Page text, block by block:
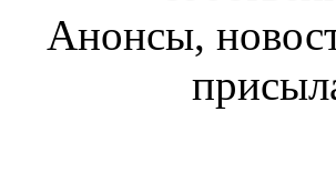
Анонсы,